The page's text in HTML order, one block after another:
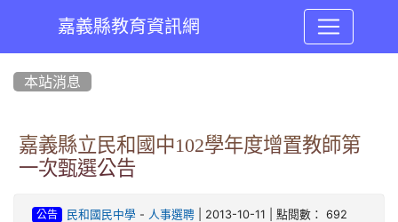
嘉義縣教育資訊網
本站消息
嘉義縣立民和國中102學年度增置教師第
一次甄選公告
公告 民和國民中學- 人事選聘| 2013-10-11 | 點閱數： 692